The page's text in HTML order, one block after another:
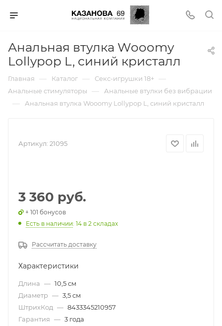
Анальная втулка Wooomy
Lollypop L, синий кристалл
Главная — Каталог — Секс-игрушки 18+ —
Анальные стимуляторы — Анальные втулки без вибрации
— Анальная втулка Wooomy Lollypop L, синий кристалл
Артикул: 21095
3 360 руб.
+ 101 бонусов
Есть в наличии: 14 в 2 складах
Рассчитать доставку
Характеристики
Длина — 10,5 см
Диаметр — 3,5 см
ШтрихКод — 8433345210957
Гарантия — 3 года